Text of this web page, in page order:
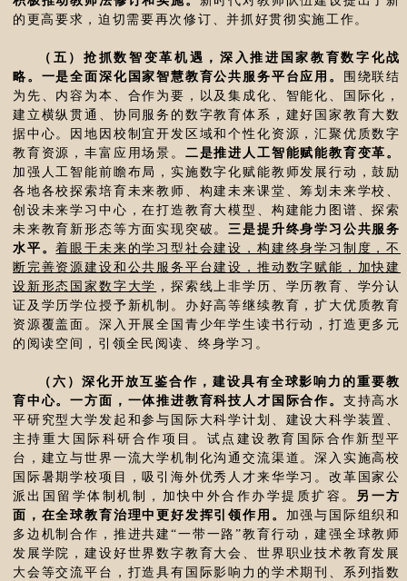
的更高要求，迫切需要再次修订、并抓好贯彻实施工作。
（五）抢抓数智变革机遇，深入推进国家教育数字化战
略。一是全面深化国家智慧教育公共服务平台应用。
围绕联结
为先、内容为本、合作为要，以及集成化、智能化、国际化，
建立横纵贯通、协同服务的数字教育体系，建好国家教育大数
据中心。因地因校制宜开发区域和个性化资源，汇聚优质数字
教育资源，丰富应用场景。 二是推进人工智能赋能教育变革。
加强人工智能前瞻布局，实施数字化赋能教师发展行动，鼓励
各地各校探索培育未来教师、构建未来课堂、筹划未来学校、
创设未来学习中心，在打造教育大模型、构建能力图谱、探索
未来教育新形态等方面实现突破。三是提升终身学习公共服务
水平。着眼于未来的学习型社会建设，构建终身学习制度，不
断完善资源建设和公共服务平台建设，推动数字赋能，加快建
设新形态国家数字大学 ，探索线上非学历、学历教育、学分认
证及学历学位授予新机制。办好高等继续教育，扩大优质教育
资源覆盖面。深入开展全国青少年学生读书行动，打造更多元
的阅读空间，引领全民阅读、终身学习。
（六）深化开放互鉴合作，建设具有全球影响力的重要教
育中心。一方面，一体推进教育科技人才国际合作。 支持高水
平研究型大学发起和参与国际大科学计划、建设大科学装置、
主持重大国际科研合作项目。试点建设教育国际合作新型平
台，建立与世界一流大学机制化沟通交流渠道。深入实施高校
国际暑期学校项目，吸引海外优秀人才来华学习。改革国家公
派出国留学体制机制，加快中外合作办学提质扩容。
另一方
面，在全球教育治理中更好发挥引领作用。 加强与国际组织和
多边机制合作，推进共建“一带一路”教育行动，建强全球教师
发展学院，建设好世界数字教育大会、世界职业技术教育发展
大会等交流平台，打造具有国际影响力的学术期刊、系列指数